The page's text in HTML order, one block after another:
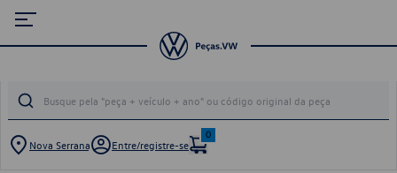
Nova Serrana Entre/registre-se
0